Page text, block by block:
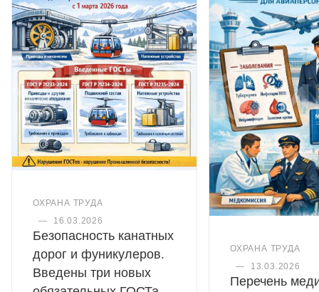
ОХРАНА ТРУДА
—
16.03.2026
Безопасность канатных
дорог и фуникулеров.
Введены три новых
ОХРАНА ТРУДА
—
13.03.2026
Перечень